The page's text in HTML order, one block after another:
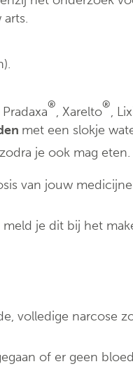
Pradaxa®, Xarelto®,
met een slokje
je ook mag eten.
van jouw
je dit bij het
volledige narcose
of er geen